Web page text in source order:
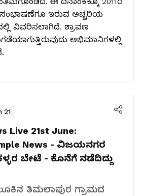
ಇರುವ ಅಚ್ಚರಿಯ
ವಿವರಿಸಲಾಗಿದೆ. ಶ್ರಾವಣ
ಅಭಿಮಾನಿಗಳಲ್ಲಿ
21
Live 21st June:
News - ವಿಜಯನಗರ
ಬೇಟೆ - ಕೊನೆಗೆ ನಡೆದಿದ್ದು
ತಿಮಲಾಪುರ ಗ್ರಾಮದ